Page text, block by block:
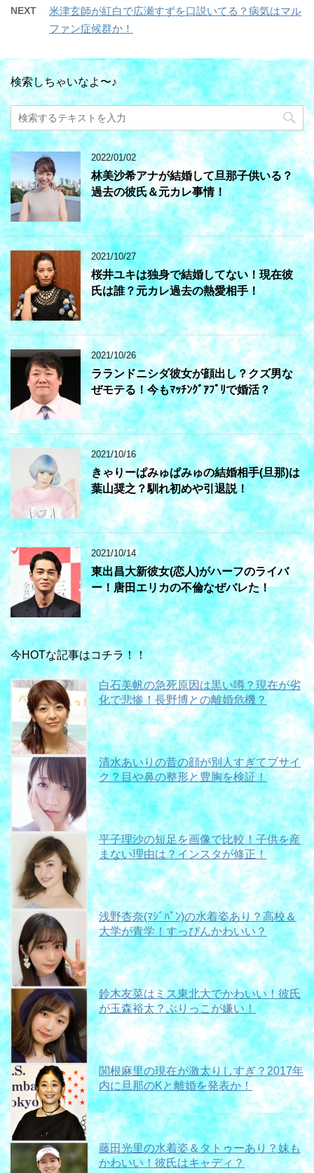
NEXT
米津玄師が紅白で広瀬すずを口説いてる？病気はマル
ファン症候群か！
検索しちゃいなよ〜♪
2022/01/02
林美沙希アナが結婚して旦那子供いる？
過去の彼氏＆元カレ事情！
2021/10/27
桜井ユキは独身で結婚してない！現在彼
氏は誰？元カレ過去の熱愛相手！
2021/10/26
ラランドニシダ彼女が顔出し？クズ男な
ぜモテる！今もﾏｯﾁﾝｸﾞｱﾌﾟﾘで婚活？
2021/10/16
きゃりーぱみゅぱみゅの結婚相手(旦那)は
葉山奨之？馴れ初めや引退説！
2021/10/14
東出昌大新彼女(恋人)がハーフのライバ
ー！唐田エリカの不倫なぜバレた！
今HOTな記事はコチラ！！
白石美帆の急死原因は黒い噂？現在が劣
化で悲惨！長野博との離婚危機？
清水あいりの昔の顔が別人すぎてブサイ
ク？目や鼻の整形と豊胸を検証！
平子理沙の短足を画像で比較！子供を産
まない理由は？インスタが修正！
浅野杏奈(ﾏｼﾞﾊﾟﾝ)の水着姿あり？高校＆
大学が青学！すっぴんかわいい？
鈴木友菜はミス東北大でかわいい！彼氏
が玉森裕太？ぶりっこが嫌い！
関根麻里の現在が激太りしすぎ？2017年
内に旦那のKと離婚を発表か！
藤田光里の水着姿＆タトゥーあり？妹も
かわいい！彼氏はキャディ？